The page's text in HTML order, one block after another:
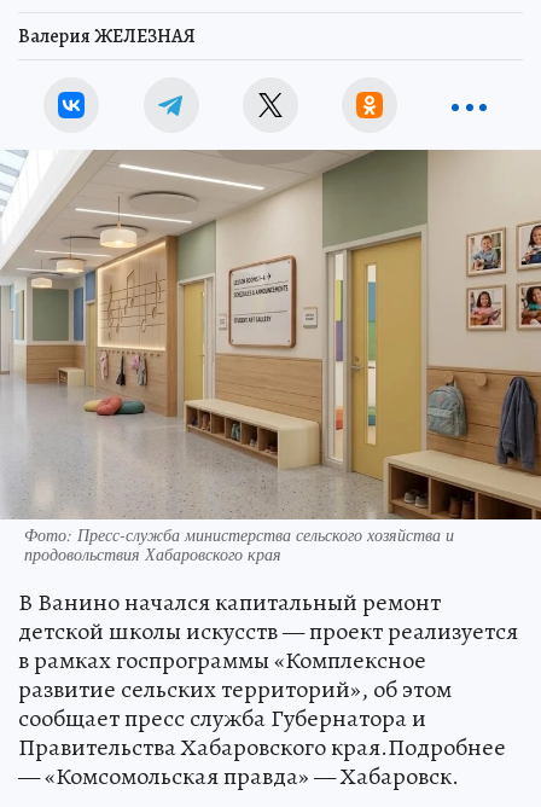
Валерия ЖЕЛЕЗНАЯ
Фото: Пресс-служба министерства сельского хозяйства и
продовольствия Хабаровского края
В Ванино начался капитальный ремонт
детской школы искусств — проект реализуется
в рамках госпрограммы «Комплексное
развитие сельских территорий», об этом
сообщает пресс служба Губернатора и
Правительства Хабаровского края.Подробнее
— «Комсомольская правда» — Хабаровск.